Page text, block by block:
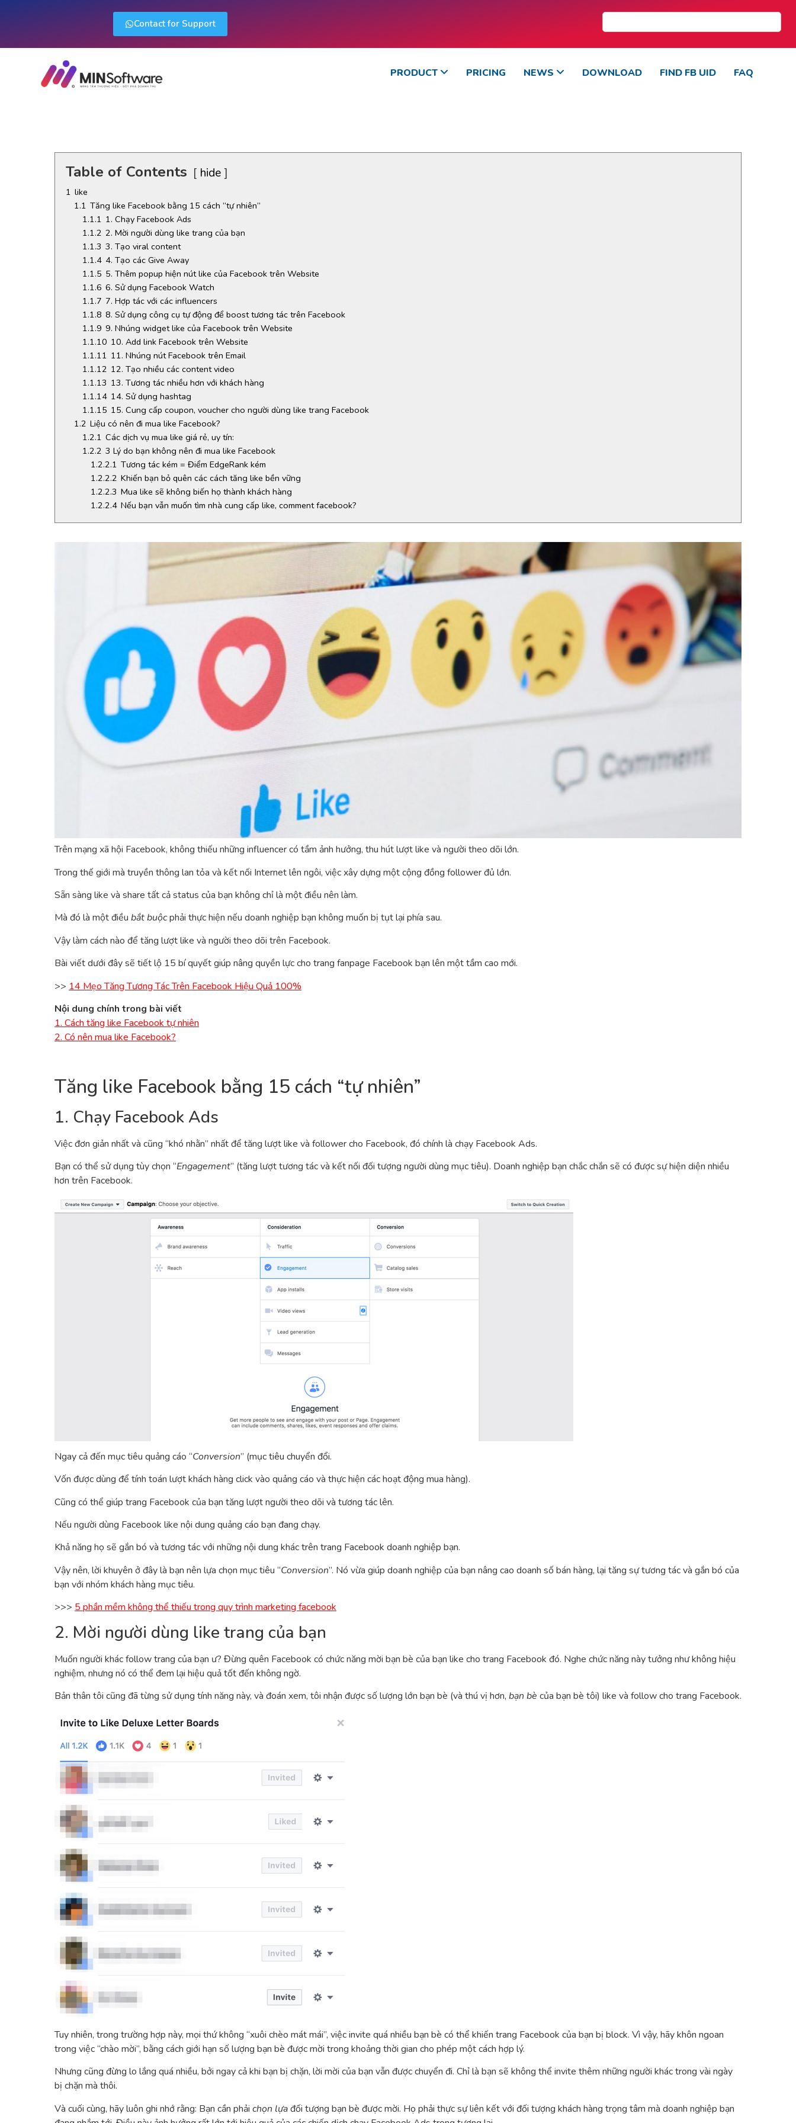
Contact for Support
PRODUCT PRICING NEWS DOWNLOAD FIND FB UID FAQ
Table of Contents hide
1 like
1.1 Tăng like Facebook bằng 15 cách “tự nhiên”
1.1.1 1. Chạy Facebook Ads
1.1.2 2. Mời người dùng like trang của bạn
1.1.3 3. Tạo viral content
1.1.4 4. Tạo các Give Away
1.1.5 5. Thêm popup hiện nút like của Facebook trên Website
1.1.6 6. Sử dụng Facebook Watch
1.1.7 7. Hợp tác với các influencers
1.1.8 8. Sử dụng công cụ tự động để boost tương tác trên Facebook
1.1.9 9. Nhúng widget like của Facebook trên Website
1.1.10 10. Add link Facebook trên Website
1.1.11 11. Nhúng nút Facebook trên Email
1.1.12 12. Tạo nhiều các content video
1.1.13 13. Tương tác nhiều hơn với khách hàng
1.1.14 14. Sử dụng hashtag
1.1.15 15. Cung cấp coupon, voucher cho người dùng like trang Facebook
1.2 Liệu có nên đi mua like Facebook?
1.2.1 Các dịch vụ mua like giá rẻ, uy tín:
1.2.2 3 Lý do bạn không nên đi mua like Facebook
1.2.2.1 Tương tác kém = Điểm EdgeRank kém
1.2.2.2 Khiến bạn bỏ quên các cách tăng like bền vững
1.2.2.3 Mua like sẽ không biến họ thành khách hàng
1.2.2.4 Nếu bạn vẫn muốn tìm nhà cung cấp like, comment facebook?
Trên mạng xã hội Facebook, không thiếu những influencer có tầm ảnh hưởng, thu hút lượt like và người theo dõi lớn.
Trong thế giới mà truyền thông lan tỏa và kết nối Internet lên ngôi, việc xây dựng một cộng đồng follower đủ lớn.
Sẵn sàng like và share tất cả status của bạn không chỉ là một điều nên làm.
Mà đó là một điều bắt buộcphải thực hiện nếu doanh nghiệp bạn không muốn bị tụt lại phía sau.
Vậy làm cách nào để tăng lượt like và người theo dõi trên Facebook.
Bài viết dưới đây sẽ tiết lộ 15 bí quyết giúp nâng quyền lực cho trang fanpage Facebook bạn lên một tầm cao mới.
>> 14 Mẹo Tăng Tương Tác Trên Facebook Hiệu Quả 100%
Nội dung chính trong bài viết
1. Cách tăng like Facebook tự nhiên
2. Có nên mua like Facebook?
Tăng like Facebook bằng 15 cách “tự nhiên”
1. Chạy Facebook Ads
Việc đơn giản nhất và cũng “khó nhằn” nhất để tăng lượt like và follower cho Facebook, đó chính là chạy Facebook Ads.
Bạn có thể sử dụng tùy chọn “Engagement” (tăng lượt tương tác và kết nối đối tượng người dùng mục tiêu). Doanh nghiệp bạn chắc chắn sẽ có được sự hiện diện nhiều
hơn trên Facebook.
Ngay cả đến mục tiêu quảng cáo “Conversion” (mục tiêu chuyển đổi.
Vốn được dùng để tính toán lượt khách hàng click vào quảng cáo và thực hiện các hoạt động mua hàng).
Cũng có thể giúp trang Facebook của bạn tăng lượt người theo dõi và tương tác lên.
Nếu người dùng Facebook like nội dung quảng cáo bạn đang chạy.
Khả năng họ sẽ gắn bó và tương tác với những nội dung khác trên trang Facebook doanh nghiệp bạn.
Vậy nên, lời khuyên ở đây là bạn nên lựa chọn mục tiêu “Conversion”. Nó vừa giúp doanh nghiệp của bạn nâng cao doanh số bán hàng, lại tăng sự tương tác và gắn bó của
bạn với nhóm khách hàng mục tiêu.
>>> 5 phần mềm không thể thiếu trong quy trình marketing facebook
2. Mời người dùng like trang của bạn
Muốn người khác follow trang của bạn ư? Đừng quên Facebook có chức năng mời bạn bè của bạn like cho trang Facebook đó. Nghe chức năng này tưởng như không hiệu
nghiệm, nhưng nó có thể đem lại hiệu quả tốt đến không ngờ.
Bản thân tôi cũng đã từng sử dụng tính năng này, và đoán xem, tôi nhận được số lượng lớn bạn bè (và thú vị hơn, bạn bè của bạn bè tôi) like và follow cho trang Facebook.
Tuy nhiên, trong trường hợp này, mọi thứ không “xuôi chèo mát mái”, việc invite quá nhiều bạn bè có thể khiến trang Facebook của bạn bị block. Vì vậy, hãy khôn ngoan
trong việc “chào mời”, bằng cách giới hạn số lượng bạn bè được mời trong khoảng thời gian cho phép một cách hợp lý.
Nhưng cũng đừng lo lắng quá nhiều, bởi ngay cả khi bạn bị chặn, lời mời của bạn vẫn được chuyển đi. Chỉ là bạn sẽ không thể invite thêm những người khác trong vài ngày
bị chặn mà thôi.
Và cuối cùng, hãy luôn ghi nhớ rằng: Bạn cần phải chọn lựađối tượng bạn bè được mời. Họ phải thực sự liên kết với đối tượng khách hàng trọng tâm mà doanh nghiệp bạn